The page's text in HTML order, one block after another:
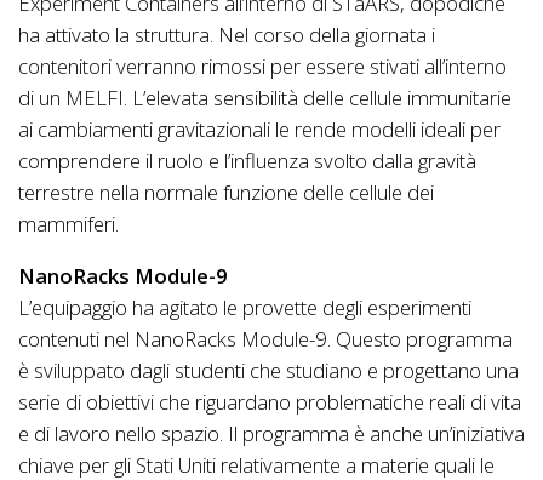
ha attivato la struttura. Nel corso della giornata i
contenitori verranno rimossi per essere stivati all’interno
di un MELFI. L’elevata sensibilità delle cellule immunitarie
ai cambiamenti gravitazionali le rende modelli ideali per
comprendere il ruolo e l’influenza svolto dalla gravità
terrestre nella normale funzione delle cellule dei
mammiferi.
NanoRacks Module-9
L’equipaggio ha agitato le provette degli esperimenti
contenuti nel NanoRacks Module-9. Questo programma
è sviluppato dagli studenti che studiano e progettano una
serie di obiettivi che riguardano problematiche reali di vita
e di lavoro nello spazio. Il programma è anche un’iniziativa
chiave per gli Stati Uniti relativamente a materie quali le